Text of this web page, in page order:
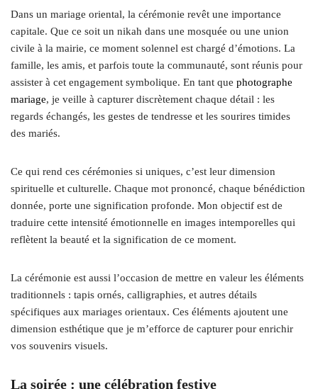
Dans un mariage oriental, la cérémonie revêt une importance
capitale. Que ce soit un nikah dans une mosquée ou une union
civile à la mairie, ce moment solennel est chargé d’émotions. La
famille, les amis, et parfois toute la communauté, sont réunis pour
assister à cet engagement symbolique. En tant que photographe
mariage, je veille à capturer discrètement chaque détail : les
regards échangés, les gestes de tendresse et les sourires timides
des mariés.
Ce qui rend ces cérémonies si uniques, c’est leur dimension
spirituelle et culturelle. Chaque mot prononcé, chaque bénédiction
donnée, porte une signification profonde. Mon objectif est de
traduire cette intensité émotionnelle en images intemporelles qui
reflètent la beauté et la signification de ce moment.
La cérémonie est aussi l’occasion de mettre en valeur les éléments
traditionnels : tapis ornés, calligraphies, et autres détails
spécifiques aux mariages orientaux. Ces éléments ajoutent une
dimension esthétique que je m’efforce de capturer pour enrichir
vos souvenirs visuels.
La soirée : une célébration festive